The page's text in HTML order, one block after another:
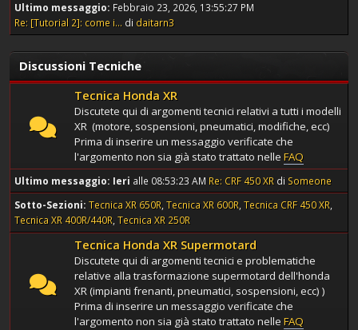
Ultimo messaggio: Febbraio 23, 2026, 13:55:27 PM
Re: [Tutorial 2]: come i... di daitarn3
Discussioni Tecniche
Tecnica Honda XR
Discutete qui di argomenti tecnici relativi a tutti i modelli
XR (motore, sospensioni, pneumatici, modifiche, ecc)
Prima di inserire un messaggio verificate che
l'argomento non sia già stato trattato nelle FAQ
Ultimo messaggio: Ieri alle 08:53:23 AM Re: CRF 450 XR di Someone
Sotto-Sezioni Tecnica XR 650R Tecnica XR 600R Tecnica CRF 450 XR
Tecnica XR 400R/440R Tecnica XR 250R
Tecnica Honda XR Supermotard
Discutete qui di argomenti tecnici e problematiche
relative alla trasformazione supermotard dell'honda
XR (impianti frenanti, pneumatici, sospensioni, ecc) )
Prima di inserire un messaggio verificate che
l'argomento non sia già stato trattato nelle FAQ